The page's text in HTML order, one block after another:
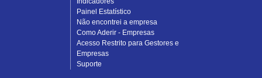
Painel Estatístico
Não encontrei a empresa
Como Aderir - Empresas
Acesso Restrito para Gestores e
Empresas
Suporte